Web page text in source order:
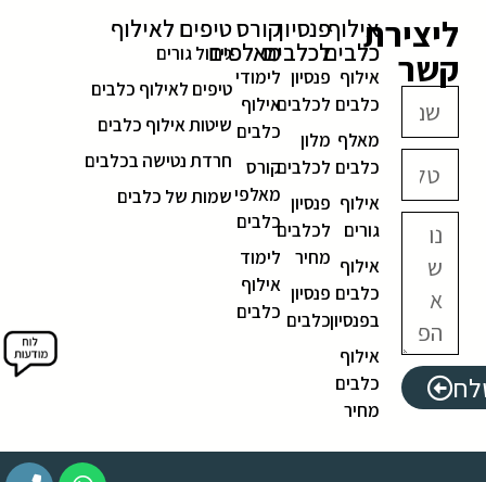
ליצירת
קשר
אילוף
כלבים
אילוף
כלבים
מאלף
כלבים
אילוף
גורים
אילוף
כלבים
בפנסיון
אילוף
כלבים
מחיר
פנסיון
לכלבים
פנסיון
לכלבים
מלון
לכלבים
פנסיון
לכלבים
מחיר
פנסיון
כלבים
קורס
מאלפים
לימודי
אילוף
כלבים
קורס
מאלפי
כלבים
לימוד
אילוף
כלבים
טיפים לאילוף
גידול גורים
טיפים לאילוף כלבים
שיטות אילוף כלבים
חרדת נטישה בכלבים
שמות של כלבים